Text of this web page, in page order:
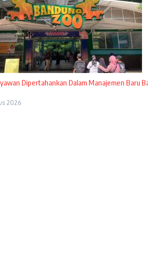
Dipertahankan Dalam Manajemen Baru
2026